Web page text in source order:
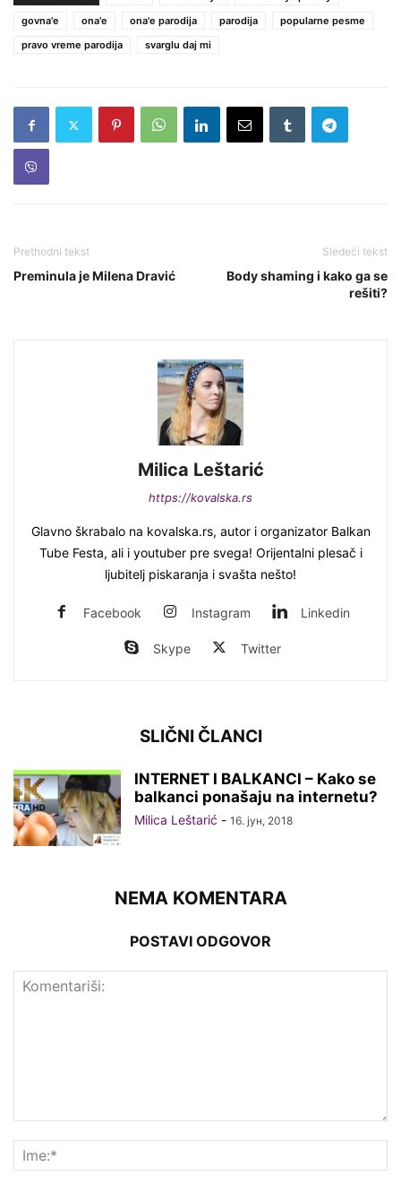
govna'e
ona'e ona'e parodija parodija
popularne pesme
pravo vreme parodija
svarglu daj mi
Prethodni tekst
Preminula je Milena Dravić
Sledeći tekst
Body shaming i kako ga se
rešiti?
Milica Leštarić
https://kovalska.rs
Glavno škrabalo na kovalska.rs, autor i organizator Balkan
Tube Festa, ali i youtuber pre svega! Orijentalni plesač i
ljubitelj piskaranja i svašta nešto!
Facebook Instagram Linkedin
Skype Twitter
SLIČNI ČLANCI
INTERNET I BALKANCI – Kako se
balkanci ponašaju na internetu?
Milica Leštarić - 16. јун, 2018
NEMA KOMENTARA
POSTAVI ODGOVOR